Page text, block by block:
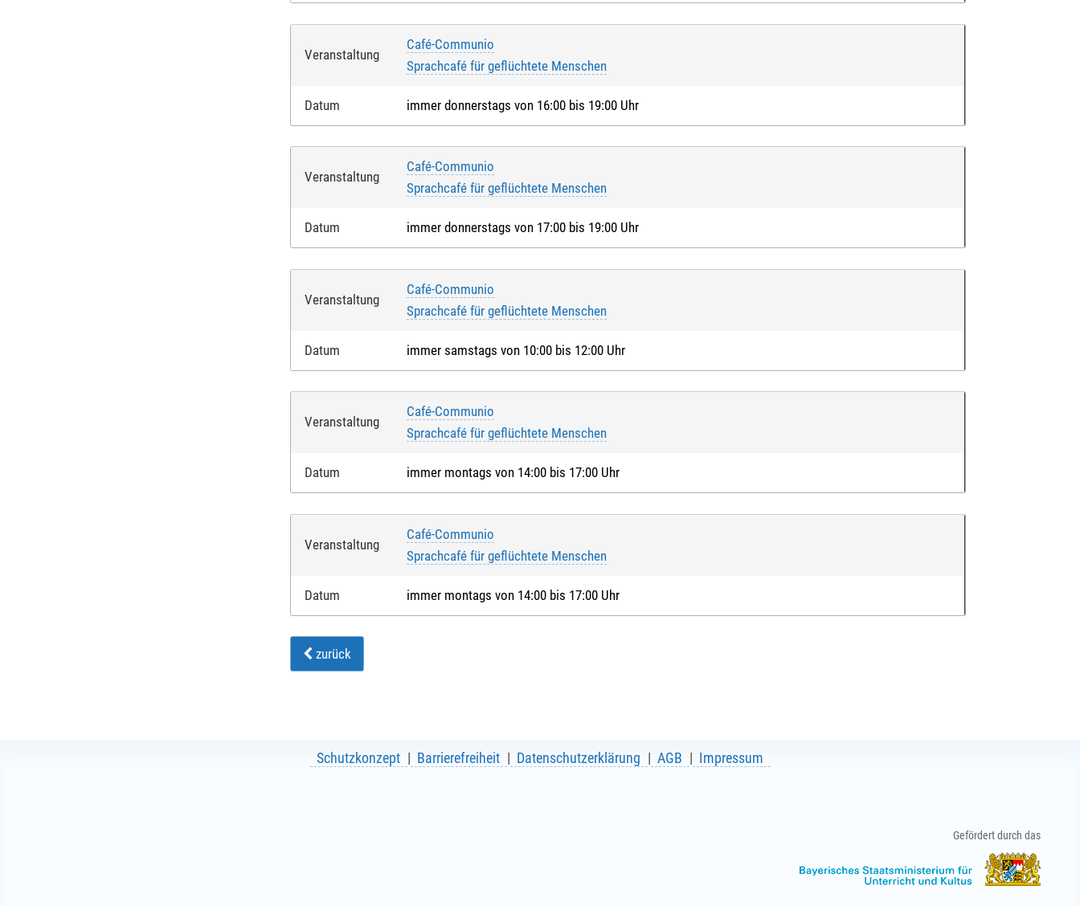
Veranstaltung
Café-Communio
Sprachcafé für geflüchtete Menschen
Datum immer donnerstags von 16:00 bis 19:00 Uhr
Veranstaltung
Café-Communio
Sprachcafé für geflüchtete Menschen
Datum immer donnerstags von 17:00 bis 19:00 Uhr
Veranstaltung
Café-Communio
Sprachcafé für geflüchtete Menschen
Datum immer samstags von 10:00 bis 12:00 Uhr
Veranstaltung
Café-Communio
Sprachcafé für geflüchtete Menschen
Datum immer montags von 14:00 bis 17:00 Uhr
Veranstaltung
Café-Communio
Sprachcafé für geflüchtete Menschen
Datum immer montags von 14:00 bis 17:00 Uhr
zurück
Schutzkonzept Barrierefreiheit Datenschutzerklärung AGB Impressum
Gefördert durch das